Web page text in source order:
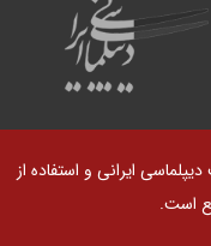
ایرانی و استفاده از
است.